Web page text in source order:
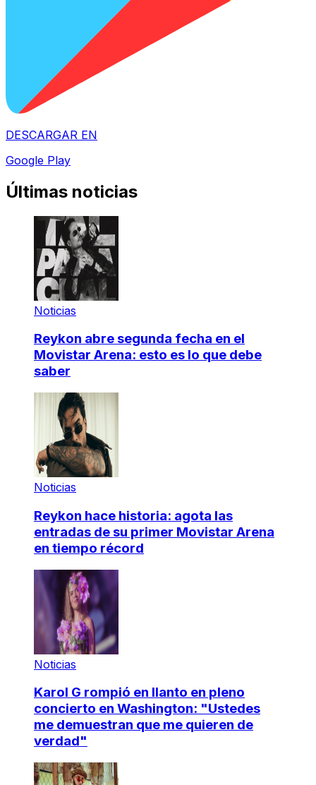
DESCARGAR EN
Google Play
Últimas noticias
Noticias
Reykon abre segunda fecha en el
Movistar Arena: esto es lo que debe
saber
Noticias
Reykon hace historia: agota las
entradas de su primer Movistar Arena
en tiempo récord
Noticias
Karol G rompió en llanto en pleno
concierto en Washington: "Ustedes
me demuestran que me quieren de
verdad"